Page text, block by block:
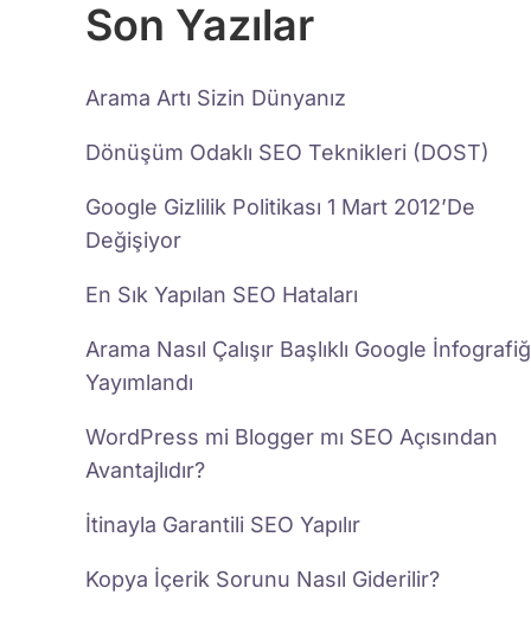
Son Yazılar
Arama Artı Sizin Dünyanız
Dönüşüm Odaklı SEO Teknikleri (DOST)
Google Gizlilik Politikası 1 Mart 2012’De
Değişiyor
En Sık Yapılan SEO Hataları
Arama Nasıl Çalışır Başlıklı Google
Yayımlandı
WordPress mi Blogger mı SEO Açısından
Avantajlıdır?
İtinayla Garantili SEO Yapılır
Kopya İçerik Sorunu Nasıl Giderilir?